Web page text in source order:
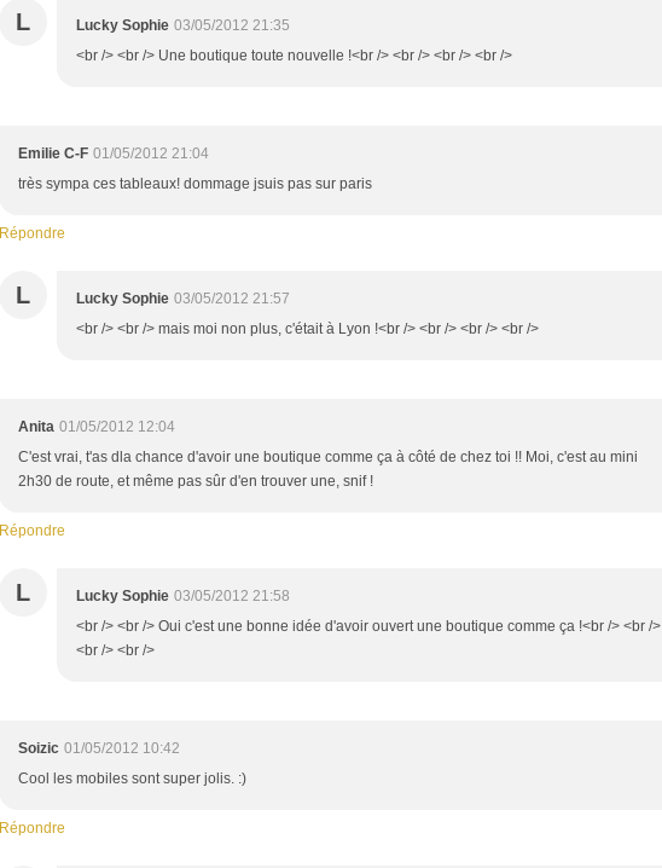
L Lucky Sophie 03/05/2012 21:35
<br /> <br /> Une boutique toute nouvelle !<br /> <br /> <br /> <br />
Emilie C-F 01/05/2012 21:04
très sympa ces tableaux! dommage jsuis pas sur paris
Répondre
L Lucky Sophie 03/05/2012 21:57
<br /> <br /> mais moi non plus, c'était à Lyon !<br /> <br /> <br /> <br />
Anita 01/05/2012 12:04
C'est vrai, t'as dla chance d'avoir une boutique comme ça à côté de chez toi !! Moi, c'est au mini
2h30 de route, et même pas sûr d'en trouver une, snif !
Répondre
L Lucky Sophie 03/05/2012 21:58
<br /> <br /> Oui c'est une bonne idée d'avoir ouvert une boutique comme ça !<br /> <br />
<br /> <br />
Soizic 01/05/2012 10:42
Cool les mobiles sont super jolis. :)
Répondre